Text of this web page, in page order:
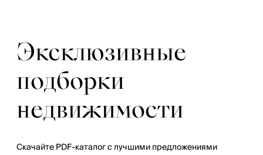
Скачайте PDF-каталог с лучшими предложениями
Эксклюзивные
подборки
недвижимости